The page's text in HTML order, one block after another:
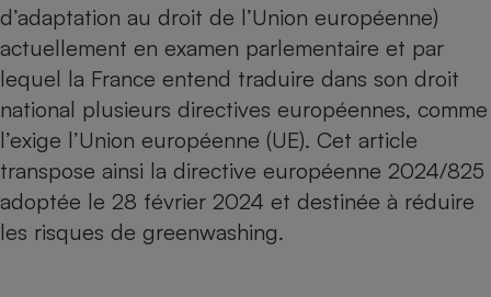
d’adaptation au droit de l’Union européenne)
actuellement en examen parlementaire et par
lequel la France entend traduire dans son droit
national plusieurs directives européennes, comme
l’exige l’Union européenne (UE). Cet article
transpose ainsi la directive européenne 2024/825
adoptée le 28 février 2024 et destinée à réduire
les risques de greenwashing.